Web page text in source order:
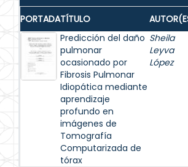
PORTADATÍTULO
Predicción del daño
pulmonar
ocasionado por
Fibrosis Pulmonar
Idiopática mediante
aprendizaje
profundo en
imágenes de
Tomografía
Computarizada de
tórax
Sheila
Leyva
López